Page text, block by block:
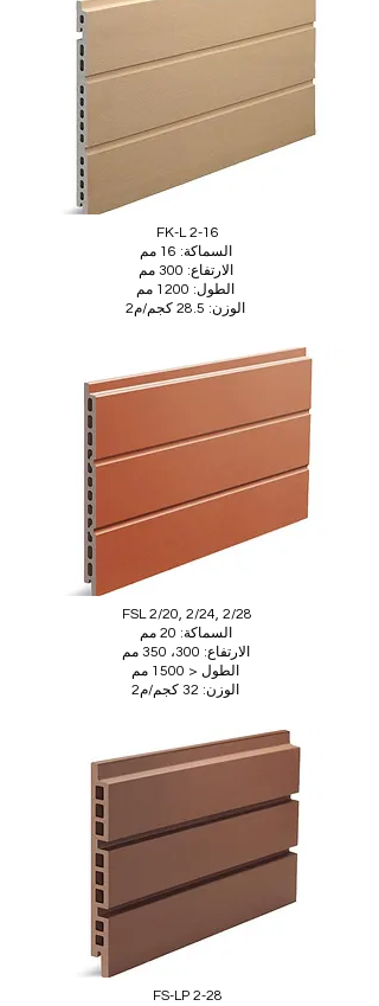
FK-L 2-16
السماكة: 16 مم
الارتفاع: 300 مم
الطول: 1200 مم
الوزن: 28.5 كجم/م2
FSL 2/20, 2/24, 2/28
السماكة: 20 مم
الارتفاع: 300، 350 مم
الطول < 1500 مم
الوزن: 32 كجم/م2
FS-LP 2-28